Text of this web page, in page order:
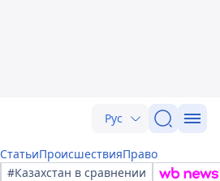
Рус
СтатьиПроисшествияПраво
#Казахстан в сравнении